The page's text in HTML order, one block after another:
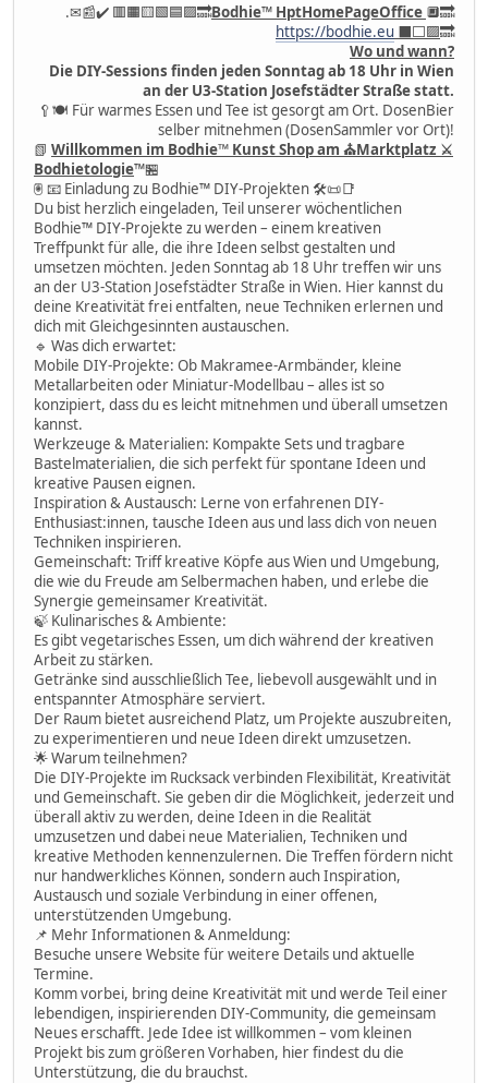
.✉📰✔️ 🟥🟧🟨🟩🟦🟪🔜Bodhie™ HptHomePageOffice 🔲🔜
https://bodhie.eu ⬛️⬜️🟪🔜
Wo und wann?
Die DIY-Sessions finden jeden Sonntag ab 18 Uhr in Wien
an der U3-Station Josefstädter Straße statt.
🥄🍽 Für warmes Essen und Tee ist gesorgt am Ort. DosenBier
selber mitnehmen (DosenSammler vor Ort)!
📗 Willkommen im Bodhie™ Kunst Shop am ⛪Marktplatz ⚔
Bodhietologie™🏪
🖲 📧 Einladung zu Bodhie™ DIY-Projekten 🛠📜📑
Du bist herzlich eingeladen, Teil unserer wöchentlichen
Bodhie™ DIY-Projekte zu werden – einem kreativen
Treffpunkt für alle, die ihre Ideen selbst gestalten und
umsetzen möchten. Jeden Sonntag ab 18 Uhr treffen wir uns
an der U3-Station Josefstädter Straße in Wien. Hier kannst du
deine Kreativität frei entfalten, neue Techniken erlernen und
dich mit Gleichgesinnten austauschen.
🔹 Was dich erwartet:
Mobile DIY-Projekte: Ob Makramee-Armbänder, kleine
Metallarbeiten oder Miniatur-Modellbau – alles ist so
konzipiert, dass du es leicht mitnehmen und überall umsetzen
kannst.
Werkzeuge & Materialien: Kompakte Sets und tragbare
Bastelmaterialien, die sich perfekt für spontane Ideen und
kreative Pausen eignen.
Inspiration & Austausch: Lerne von erfahrenen DIY-
Enthusiast:innen, tausche Ideen aus und lass dich von neuen
Techniken inspirieren.
Gemeinschaft: Triff kreative Köpfe aus Wien und Umgebung,
die wie du Freude am Selbermachen haben, und erlebe die
Synergie gemeinsamer Kreativität.
🍃 Kulinarisches & Ambiente:
Es gibt vegetarisches Essen, um dich während der kreativen
Arbeit zu stärken.
Getränke sind ausschließlich Tee, liebevoll ausgewählt und in
entspannter Atmosphäre serviert.
Der Raum bietet ausreichend Platz, um Projekte auszubreiten,
zu experimentieren und neue Ideen direkt umzusetzen.
🌟 Warum teilnehmen?
Die DIY-Projekte im Rucksack verbinden Flexibilität, Kreativität
und Gemeinschaft. Sie geben dir die Möglichkeit, jederzeit und
überall aktiv zu werden, deine Ideen in die Realität
umzusetzen und dabei neue Materialien, Techniken und
kreative Methoden kennenzulernen. Die Treffen fördern nicht
nur handwerkliches Können, sondern auch Inspiration,
Austausch und soziale Verbindung in einer offenen,
unterstützenden Umgebung.
📌 Mehr Informationen & Anmeldung:
Besuche unsere Website für weitere Details und aktuelle
Termine.
Komm vorbei, bring deine Kreativität mit und werde Teil einer
lebendigen, inspirierenden DIY-Community, die gemeinsam
Neues erschafft. Jede Idee ist willkommen – vom kleinen
Projekt bis zum größeren Vorhaben, hier findest du die
Unterstützung, die du brauchst.